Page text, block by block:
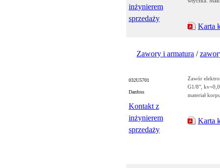
inżynierem
sprzedaży
Karta
Zawory i armatura /
032U5701
Danfoss
Kontakt z
inżynierem
sprzedaży
Zawór
G1/8",
materiał
Karta